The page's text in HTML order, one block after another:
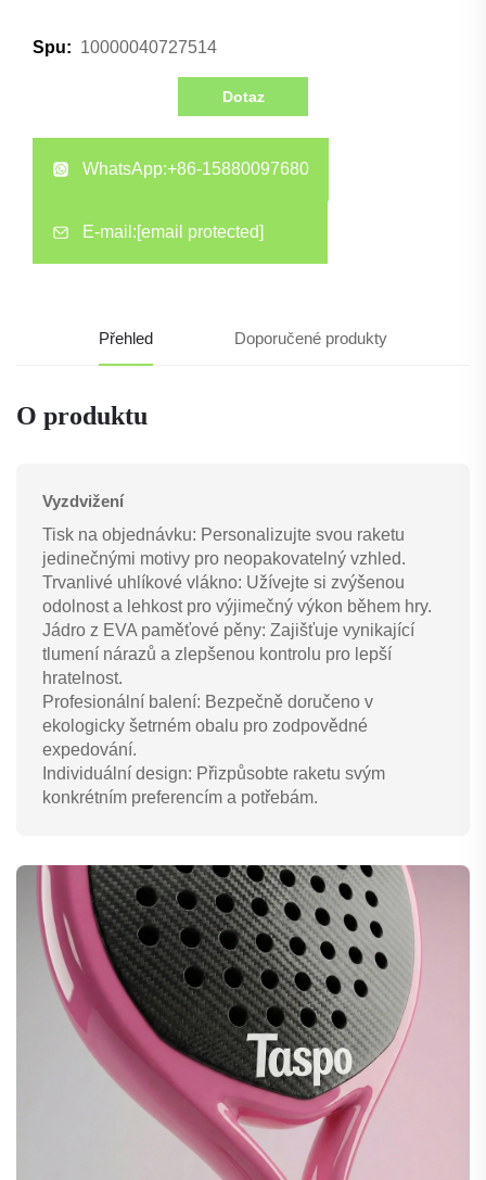
Spu: 10000040727514
Dotaz
WhatsApp:+86-15880097680
E-mail: [email protected]
Přehled Doporučené produkty
O produktu
Vyzdvižení
Tisk na objednávku: Personalizujte svou raketu
jedinečnými motivy pro neopakovatelný vzhled.
Trvanlivé uhlíkové vlákno: Užívejte si zvýšenou
odolnost a lehkost pro výjimečný výkon během hry.
Jádro z EVA paměťové pěny: Zajišťuje vynikající
tlumení nárazů a zlepšenou kontrolu pro lepší
hratelnost.
Profesionální balení: Bezpečně doručeno v
ekologicky šetrném obalu pro zodpovědné
expedování.
Individuální design: Přizpůsobte raketu svým
konkrétním preferencím a potřebám.